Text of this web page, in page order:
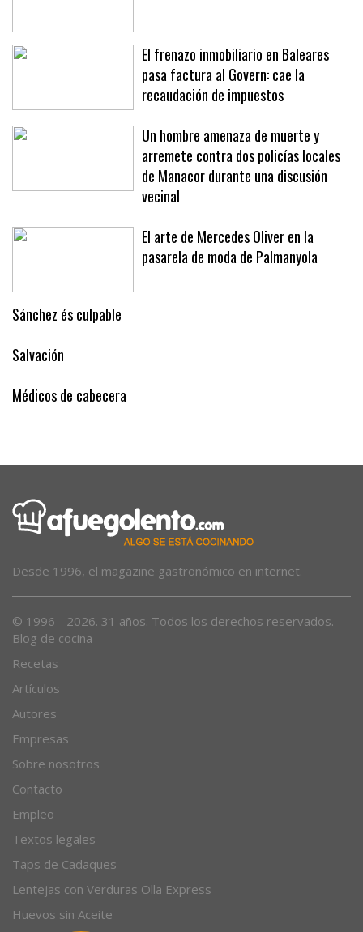
El frenazo inmobiliario en Baleares
pasa factura al Govern: cae la
recaudación de impuestos
Un hombre amenaza de muerte y
arremete contra dos policías locales
de Manacor durante una discusión
vecinal
El arte de Mercedes Oliver en la
pasarela de moda de Palmanyola
Sánchez és culpable
Salvación
Médicos de cabecera
Desde 1996, el magazine gastronómico en internet.
© 1996 - 2026. 31 años. Todos los derechos reservados.
Blog de cocina
Recetas
Artículos
Autores
Empresas
Sobre nosotros
Contacto
Empleo
Textos legales
Taps de Cadaques
Lentejas con Verduras Olla Express
Huevos sin Aceite